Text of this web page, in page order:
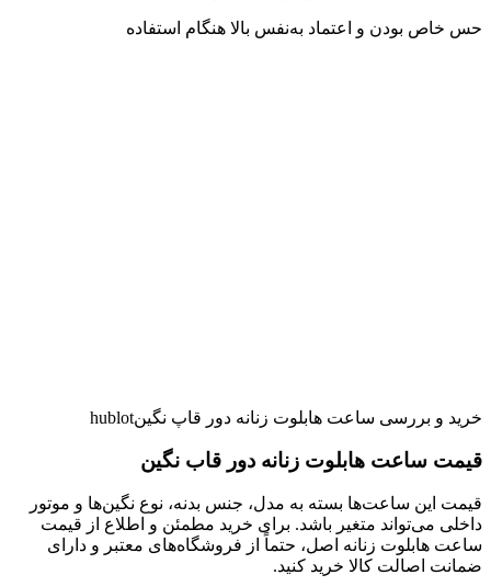
حس خاص بودن و اعتماد به‌نفس بالا هنگام استفاده
خرید و بررسی ساعت هابلوت زنانه دور قاپ نگینhublot
قیمت ساعت هابلوت زنانه دور قاب نگین
قیمت این ساعت‌ها بسته به مدل، جنس بدنه، نوع نگین‌ها و موتور
داخلی می‌تواند متغیر باشد. برای خرید مطمئن و اطلاع از قیمت
ساعت هابلوت زنانه اصل، حتماً از فروشگاه‌های معتبر و دارای
ضمانت اصالت کالا خرید کنید.